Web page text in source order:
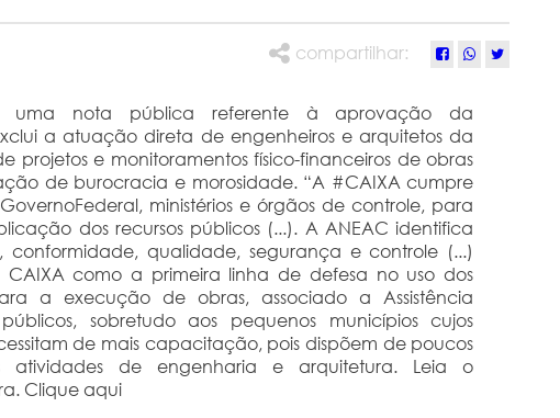
compartilhar:
uma nota pública referente à aprovação da
a atuação direta de engenheiros e arquitetos da
projetos e monitoramentos físico-financeiros de obras
de burocracia e morosidade. “A #CAIXA cumpre
ministérios e órgãos de controle, para
dos recursos públicos (...). A ANEAC identifica
conformidade, qualidade, segurança e controle (...)
como a primeira linha de defesa no uso dos
a execução de obras, associado a Assistência
sobretudo aos pequenos municípios cujos
de mais capacitação, pois dispõem de poucos
atividades de engenharia e arquitetura. Leia o
Clique aqui